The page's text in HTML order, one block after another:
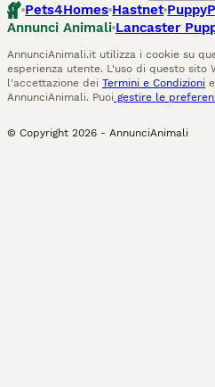
Pets4Homes Hastnet
Annunci Animali Lancaster
AnnunciAnimali.it utilizza i cookie su
esperienza utente. L'uso di questo sito
l'accettazione dei Termini e Condizioni e
AnnunciAnimali. Puoi gestire le
© Copyright 2026 - AnnunciAnimali